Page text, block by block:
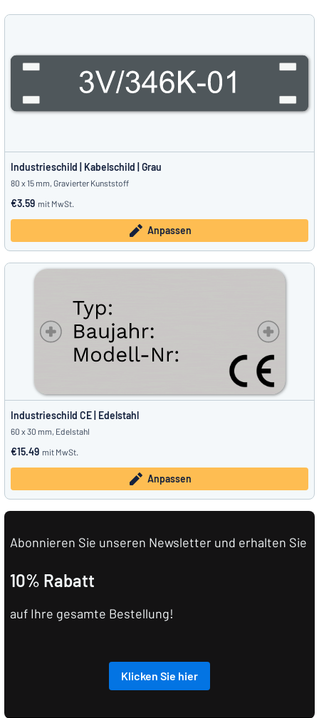
Kundenservice
Privat
Industrieschild | Kabelschild | Grau
80 x 15 mm, Gravierter Kunststoff
€3.59 mit MwSt.
Anpassen
Industrieschild CE | Edelstahl
60 x 30 mm, Edelstahl
€15.49 mit MwSt.
Anpassen
Abonnieren Sie unseren Newsletter und erhalten Sie
10% Rabatt
auf Ihre gesamte Bestellung!
Klicken Sie hier